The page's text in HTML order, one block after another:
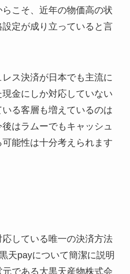
こそ、近年の物価高の状
定が成り立っていると言
ス決済が日本でも主流に
金にしか対応していない
る客層も増えているのは
はラムーでもキャッシュ
能性は十分考えられます
している唯一の決済方法
天payについて簡潔に説明
である大黒天産物株式会